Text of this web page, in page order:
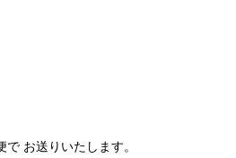
お送りいたします。